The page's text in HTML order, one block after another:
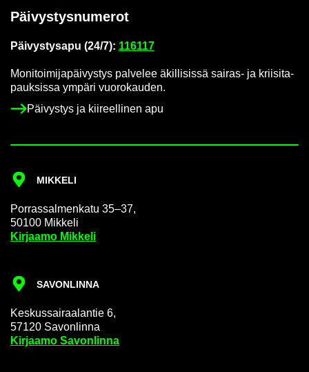
Päi­vys­tys­nu­me­rot
Päi­vys­tys­a­pu (24/7): 116117
Mo­ni­toi­mi­ja­päi­vys­tys pal­ve­lee äkil­li­sis­sä sairas-​ ja krii­si­ta­
pauk­sis­sa ym­pä­ri vuo­ro­kau­den.
Päi­vys­tys ja kii­reel­li­nen apu
MIK­KE­LI
Por­ras­sal­men­ka­tu 35–37,
50100 Mik­ke­li
Kir­jaa­mo Mik­ke­li
SA­VON­LIN­NA
Kes­kus­sai­raa­lan­tie 6,
57120 Sa­von­lin­na
Kir­jaa­mo Sa­von­lin­na